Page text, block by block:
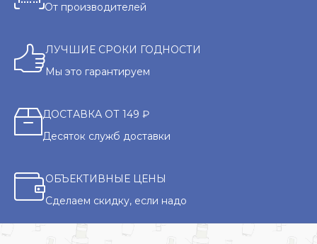
От производителей
ЛУЧШИЕ СРОКИ ГОДНОСТИ
Мы это гарантируем
ДОСТАВКА ОТ 149 ₽
Десяток служб доставки
ОБЪЕКТИВНЫЕ ЦЕНЫ
Сделаем скидку, если надо